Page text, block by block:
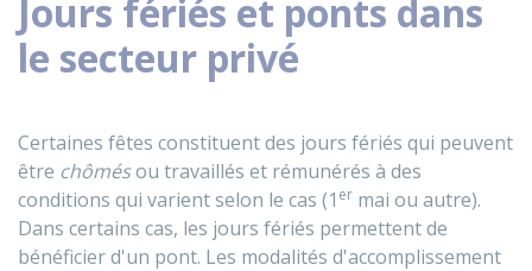
Jours fériés et ponts dans
le secteur privé
Certaines fêtes constituent des jours fériés qui peuvent
être chômésou travaillés et rémunérés à des
conditions qui varient selon le cas (1 er mai ou autre).
Dans certains cas, les jours fériés permettent de
bénéficier d'un pont. Les modalités d'accomplissement